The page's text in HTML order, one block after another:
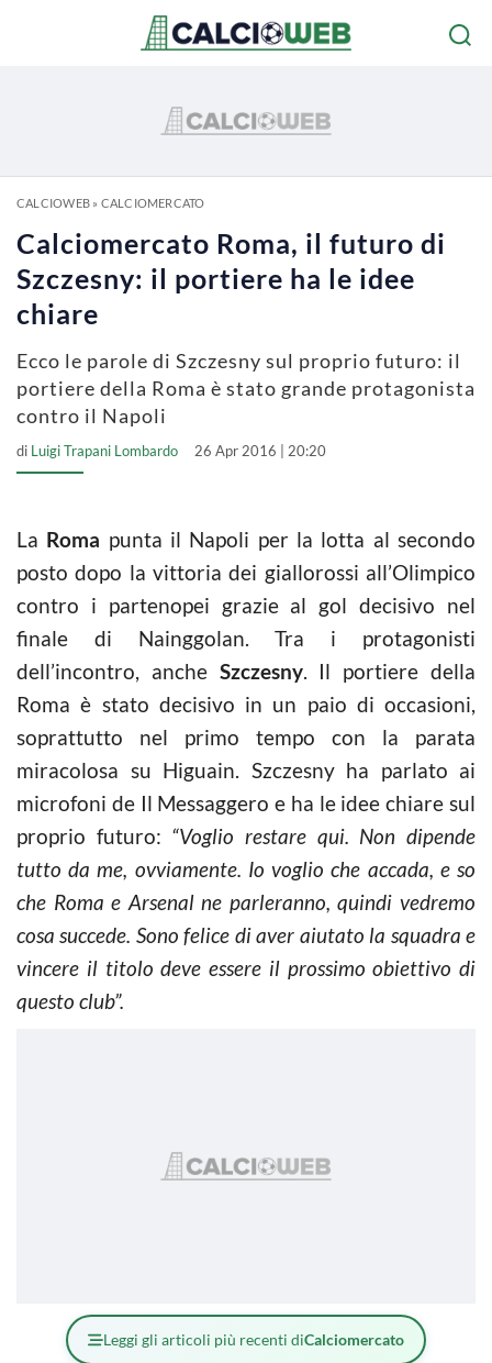
CALCIOWEB» CALCIOMERCATO
Calciomercato Roma, il futuro di
Szczesny: il portiere ha le idee
chiare
Ecco le parole di Szczesny sul proprio futuro: il
portiere della Roma è stato grande protagonista
contro il Napoli
di Luigi Trapani Lombardo 26 Apr 2016 | 20:20
La Roma punta il Napoli per la lotta al secondo
posto dopo la vittoria dei giallorossi all’Olimpico
contro i partenopei grazie al gol decisivo nel
finale di Nainggolan. Tra i protagonisti
dell’incontro, anche Szczesny. Il portiere della
Roma è stato decisivo in un paio di occasioni,
soprattutto nel primo tempo con la parata
miracolosa su Higuain. Szczesny ha parlato ai
microfoni de Il Messaggero e ha le idee chiare sul
proprio futuro: “Voglio restare qui. Non dipende
tutto da me, ovviamente. Io voglio che accada, e so
che Roma e Arsenal ne parleranno, quindi vedremo
cosa succede. Sono felice di aver aiutato la squadra e
vincere il titolo deve essere il prossimo obiettivo di
questo club”.
Leggi gli articoli più recenti diCalciomercato